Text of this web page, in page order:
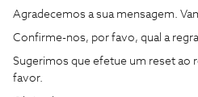
Agradecemos a sua mensagem.
Confirme-nos, por favo, qual a
Sugerimos que efetue um reset ao
favor.